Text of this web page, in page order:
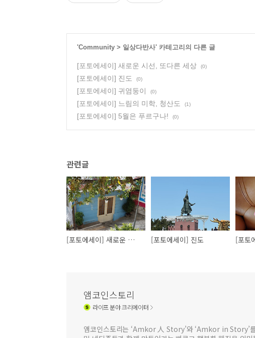
'Community > 일상다반사' 카테고리의 다른 글
[포토에세이] 새로운 시선, 또다른 세상 (0)
[포토에세이] 진도 (0)
[포토에세이] 귀염둥이 (0)
[포토에세이] 느림의 미학, 청산도 (1)
[포토에세이] 5월은 푸르구나! (0)
관련글
[포토에세이] 새로운 시선, 또다른 세상 [포토에세이] 진도 [포토
앰코인스토리
라이프분야 크리에이터
앰코인스토리는 ‘Amkor 人 Story’와 ‘Amkor in Story’